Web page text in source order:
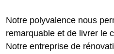
Notre polyvalence nous
remarquable et de livrer le
Notre entreprise de